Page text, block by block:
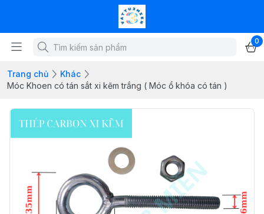
0
Trang chủ
Khác
Móc Khoen có tán sắt xi kẽm trắng ( Móc ổ khóa có tán )